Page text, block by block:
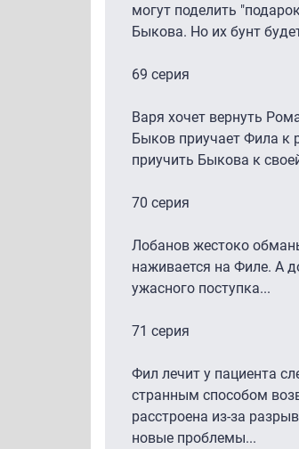
могут поделить
Быкова. Но их бунт
69 серия
Варя хочет вернуть
Быков приучает Фила к
приучить Быкова к
70 серия
Лобанов жестоко
наживается на Филе. А
ужасного поступка...
71 серия
Фил лечит у пациента
странным способом
расстроена из-за
новые проблемы...